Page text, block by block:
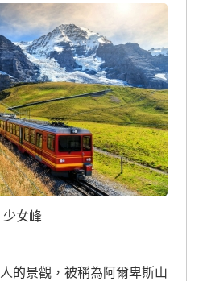
少女峰
的景觀，被稱為阿爾卑斯山